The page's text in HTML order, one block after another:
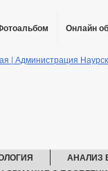
Онлайн
АНАЛИЗ